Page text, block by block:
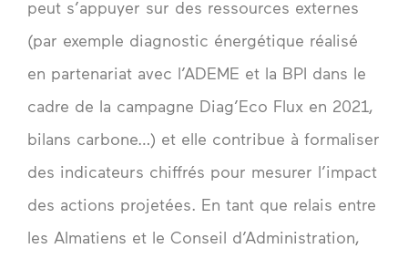
peut s’appuyer sur des ressources externes
(par exemple diagnostic énergétique réalisé
en partenariat avec l’ADEME et la BPI dans le
cadre de la campagne Diag’Eco Flux en 2021,
bilans carbone…) et elle contribue à formaliser
des indicateurs chiffrés pour mesurer l’impact
des actions projetées. En tant que relais entre
les Almatiens et le Conseil d’Administration,